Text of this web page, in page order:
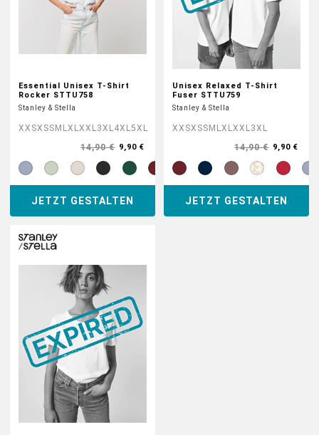
Essential Unisex T-Shirt
Rocker STTU758
Stanley & Stella
XXSXSSM L XL XXL 3XL 4XL 5XL
14,90 € 9,90 €
JETZT GESTALTEN
Unisex Relaxed T-Shirt
Fuser STTU759
Stanley & Stella
XXSXSSM L XL XXL 3XL
14,90 € 9,90 €
JETZT GESTALTEN